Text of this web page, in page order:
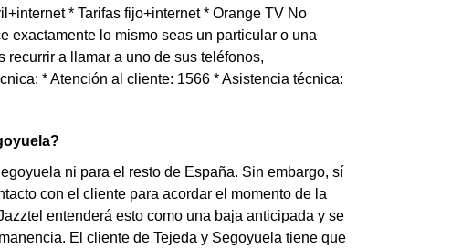
* Tarifas fijo+internet * Orange TV No
exactamente lo mismo seas un particular o una
a llamar a uno de sus teléfonos,
* Atención al cliente: 1566 * Asistencia técnica:
ni para el resto de España. Sin embargo, sí
con el cliente para acordar el momento de la
entenderá esto como una baja anticipada y se
El cliente de Tejeda y Segoyuela tiene que